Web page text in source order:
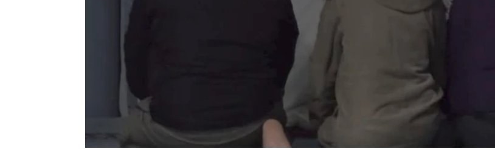
La polémica en Jumilla es la protagonista de los primeros días de
agosto. La decisión del ayuntamiento de
para ciertas actividades -
excluyendo así el
- vuelve a ser, por segunda semana consecutiva,
el arma política entre los partidos.
Desde el Gobierno ya han presentado un requerimiento para